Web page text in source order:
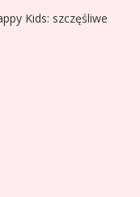
Kids: szczęśliwe